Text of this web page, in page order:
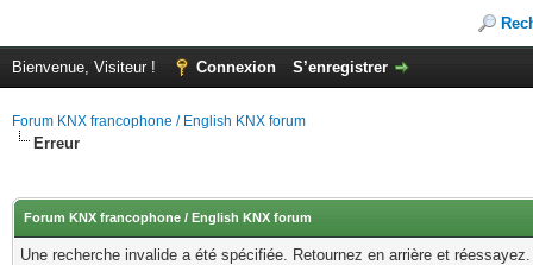
Bienvenue, Visiteur ! Connexion S’enregistrer
Forum KNX francophone / English KNX forum
Erreur
Forum KNX francophone / English KNX forum
Une recherche invalide a été spécifiée. Retournez en arrière et réessayez.